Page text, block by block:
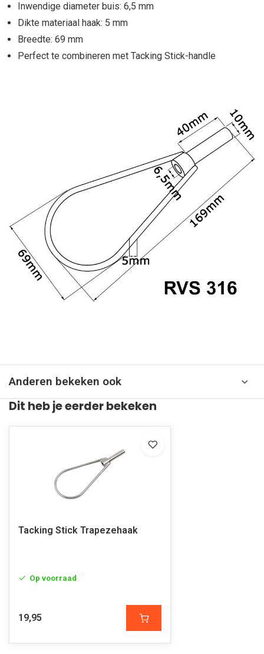
Inwendige diameter buis: 6,5 mm
Dikte materiaal haak: 5 mm
Breedte: 69 mm
Perfect te combineren met Tacking Stick-handle
Anderen bekeken ook
Dit heb je eerder bekeken
Tacking Stick Trapezehaak
Op voorraad
19,95